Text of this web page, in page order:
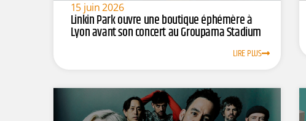
15 juin 2026
Linkin Park ouvre une boutique éphémère à
Lyon avant son concert au Groupama Stadium
LIRE PLUS